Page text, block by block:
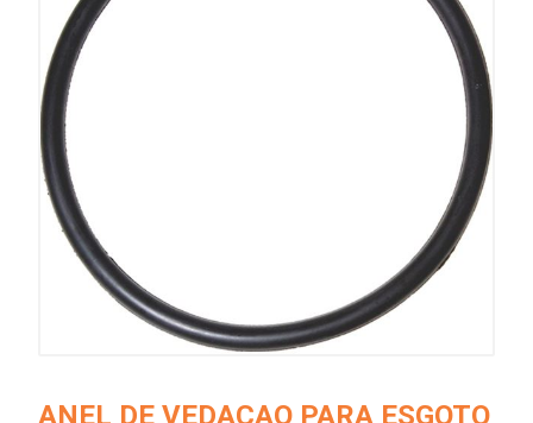
ANEL DE VEDACAO PARA ESGOTO